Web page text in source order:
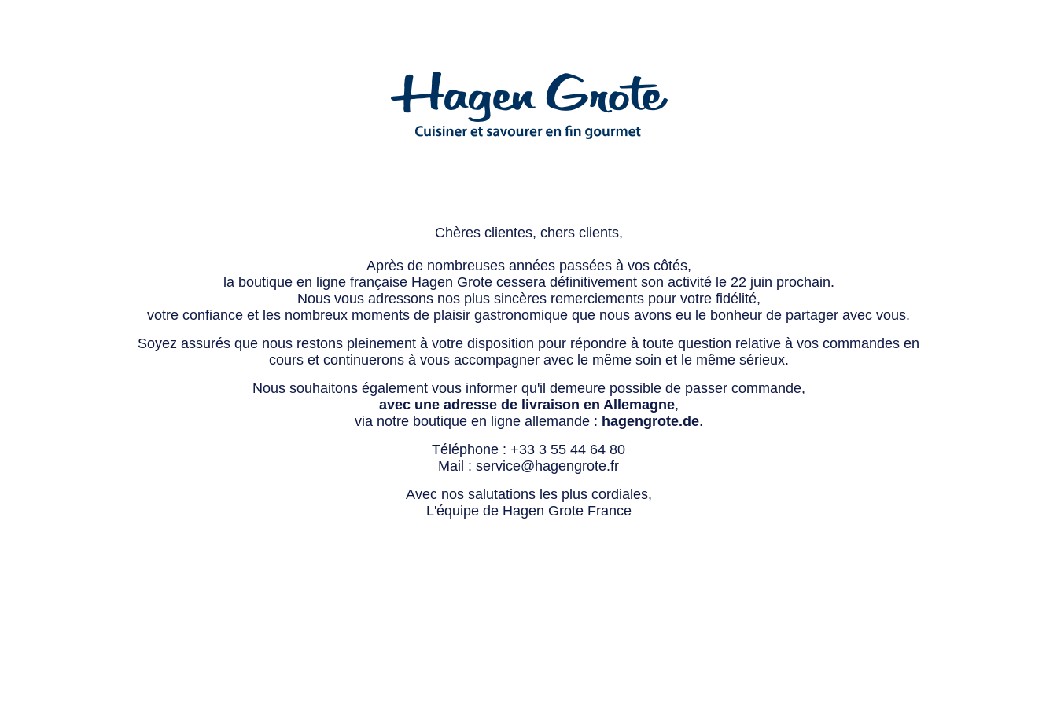
Chères clientes, chers clients,
Après de nombreuses années passées à vos côtés,
la boutique en ligne française Hagen Grote cessera définitivement son activité le 22 juin prochain.
Nous vous adressons nos plus sincères remerciements pour votre fidélité,
votre confiance et les nombreux moments de plaisir gastronomique que nous avons eu le bonheur de partager avec vous.
Soyez assurés que nous restons pleinement à votre disposition pour répondre à toute question relative à vos commandes en
cours et continuerons à vous accompagner avec le même soin et le même sérieux.
Nous souhaitons également vous informer qu'il demeure possible de passer commande,
avec une adresse de livraison en Allemagne,
via notre boutique en ligne allemande : hagengrote.de.
Téléphone : +33 3 55 44 64 80
Mail : service@hagengrote.fr
Avec nos salutations les plus cordiales,
L'équipe de Hagen Grote France